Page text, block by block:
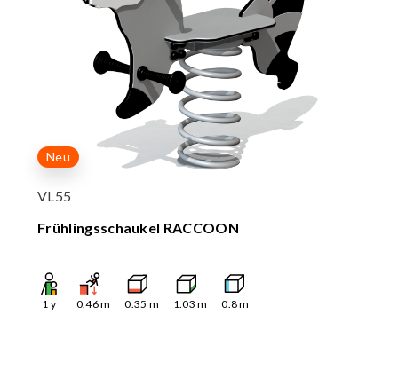
Neu
VL55
Frühlingsschaukel RACCOON
1 y 0.46m 0.35 m 1.03 m 0.8m